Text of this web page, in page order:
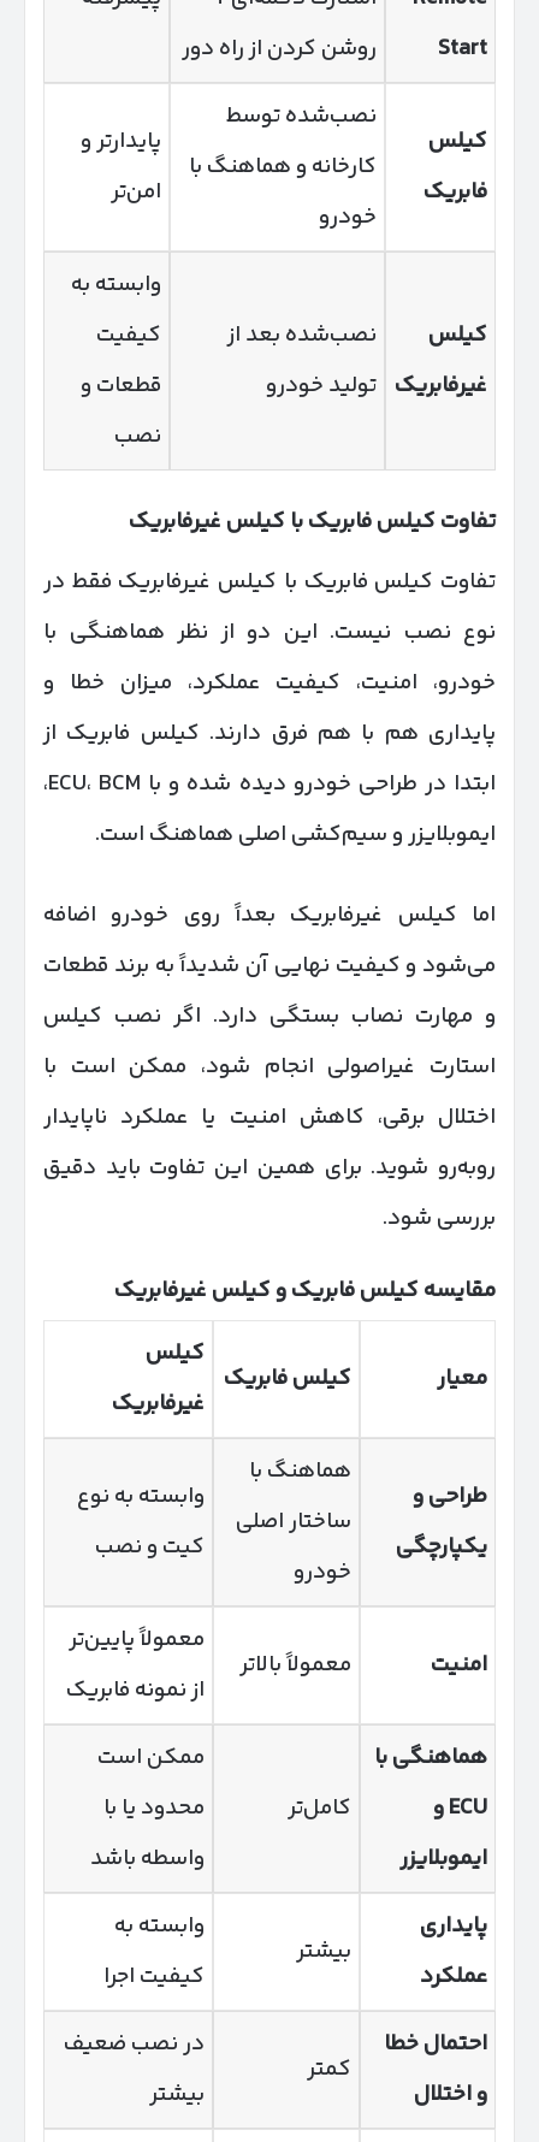
Start
روشن کردن از راه دور
کیلس
فابریک
نصب‌شده توسط
کارخانه و هماهنگ با
خودرو
پایدارتر و
امن‌تر
کیلس
غیرفابریک
نصب‌شده بعد از
تولید خودرو
وابسته به
کیفیت
قطعات و
نصب
تفاوت کیلس فابریک با کیلس غیرفابریک
تفاوت کیلس فابریک با کیلس غیرفابریک فقط در
نوع نصب نیست. این دو از نظر هماهنگی با
خودرو، امنیت، کیفیت عملکرد، میزان خطا و
پایداری هم با هم فرق دارند. کیلس فابریک از
ابتدا در طراحی خودرو دیده شده و با ECU، BCM،
ایموبلایزر و سیم‌کشی اصلی هماهنگ است.
اما کیلس غیرفابریک بعداً روی خودرو اضافه
می‌شود و کیفیت نهایی آن شدیداً به برند قطعات
و مهارت نصاب بستگی دارد. اگر نصب کیلس
استارت غیراصولی انجام شود، ممکن است با
اختلال برقی، کاهش امنیت یا عملکرد ناپایدار
روبه‌رو شوید. برای همین این تفاوت باید دقیق
بررسی شود.
مقایسه کیلس فابریک و کیلس غیرفابریک
معیار کیلس فابریک
کیلس
غیرفابریک
طراحی و
یکپارچگی
هماهنگ با
ساختار اصلی
خودرو
وابسته به نوع
کیت و نصب
امنیت معمولاً بالاتر
معمولاً پایین‌تر
از نمونه فابریک
هماهنگی با
ECUو
ایموبلایزر
کامل‌تر
ممکن است
محدود یا با
واسطه باشد
پایداری
عملکرد
بیشتر
وابسته به
کیفیت اجرا
احتمال خطا
و اختلال
کمتر
در نصب ضعیف
بیشتر